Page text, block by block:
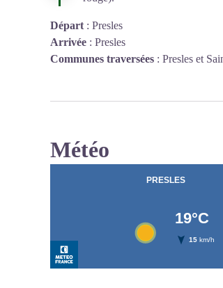
Départ : Presles
Arrivée : Presles
Communes traversées : Presles et
Météo